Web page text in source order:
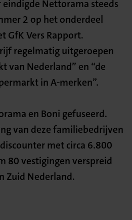
eindigde Nettorama steeds
2 op het onderdeel
GfK Vers Rapport.
regelmatig uitgeroepen
van Nederland” en “de
in A-merken”.
en Boni gefuseerd.
van deze familiebedrijven
met circa 6.800
80 vestigingen verspreid
Zuid Nederland.